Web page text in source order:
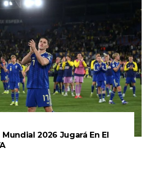
Mundial 2026 Jugará En El